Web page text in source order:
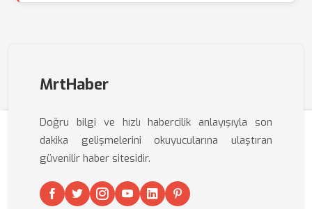
MrtHaber
Doğru bilgi ve hızlı habercilik anlayışıyla son
dakika gelişmelerini okuyucularına ulaştıran
güvenilir haber sitesidir.